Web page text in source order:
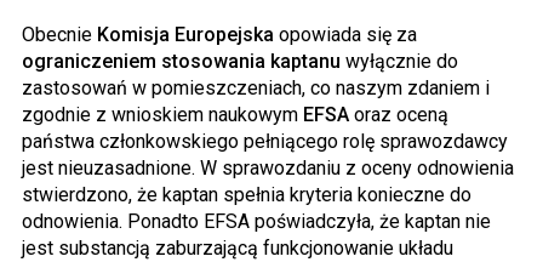
Obecnie Komisja Europejska opowiada się za
ograniczeniem stosowania kaptanu wyłącznie do
zastosowań w pomieszczeniach, co naszym zdaniem i
zgodnie z wnioskiem naukowym EFSA oraz oceną
państwa członkowskiego pełniącego rolę sprawozdawcy
jest nieuzasadnione. W sprawozdaniu z oceny odnowienia
stwierdzono, że kaptan spełnia kryteria konieczne do
odnowienia. Ponadto EFSA poświadczyła, że kaptan nie
jest substancją zaburzającą funkcjonowanie układu